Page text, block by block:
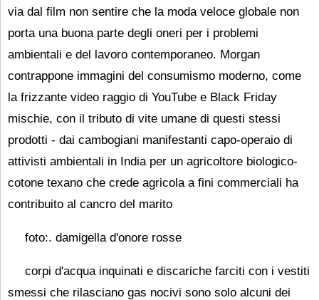
via dal film non sentire che la moda veloce globale non
porta una buona parte degli oneri per i problemi
ambientali e del lavoro contemporaneo. Morgan
contrappone immagini del consumismo moderno, come
la frizzante video raggio di YouTube e Black Friday
mischie, con il tributo di vite umane di questi stessi
prodotti - dai cambogiani manifestanti capo-operaio di
attivisti ambientali in India per un agricoltore biologico-
cotone texano che crede agricola a fini commerciali ha
contribuito al cancro del marito
foto:. damigella d'onore rosse
corpi d'acqua inquinati e discariche farciti con i vestiti
smessi che rilasciano gas nocivi sono solo alcuni dei